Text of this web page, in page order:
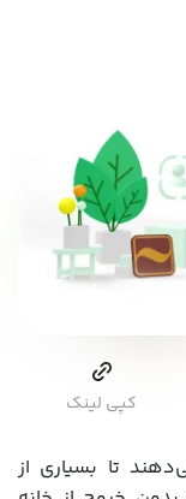
کپی لینک
تا بسیاری از